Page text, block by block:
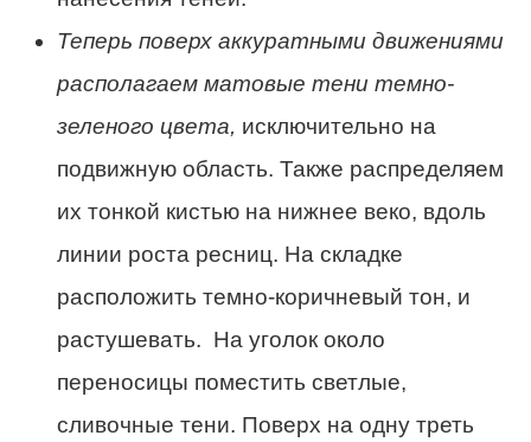
Теперь поверх аккуратными движениями
располагаем матовые тени темно-
зеленого цвета, исключительно на
подвижную область. Также распределяем
их тонкой кистью на нижнее веко, вдоль
линии роста ресниц. На складке
расположить темно-коричневый тон, и
растушевать. На уголок около
переносицы поместить светлые,
сливочные тени. Поверх на одну треть